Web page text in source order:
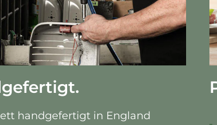
handgefertigt in England